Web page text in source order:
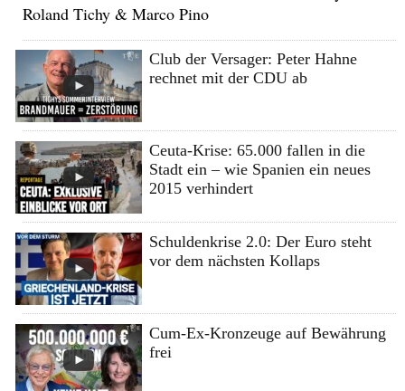
Roland Tichy & Marco Pino
Club der Versager: Peter Hahne
rechnet mit der CDU ab
Ceuta-Krise: 65.000 fallen in die
Stadt ein – wie Spanien ein neues
2015 verhindert
Schuldenkrise 2.0: Der Euro steht
vor dem nächsten Kollaps
Cum-Ex-Kronzeuge auf Bewährung
frei